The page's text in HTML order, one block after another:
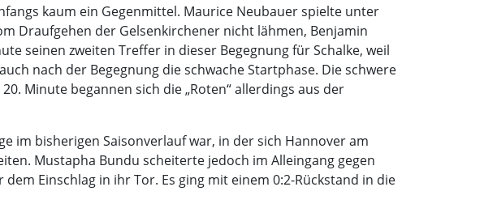
kaum ein Gegenmittel. Maurice Neubauer spielte unter
Draufgehen der Gelsenkirchener nicht lähmen, Benjamin
seinen zweiten Treffer in dieser Begegnung für Schalke, weil
nach der Begegnung die schwache Startphase. Die schwere
Minute begannen sich die „Roten“ allerdings aus der
im bisherigen Saisonverlauf war, in der sich Hannover am
Mustapha Bundu scheiterte jedoch im Alleingang gegen
Einschlag in ihr Tor. Es ging mit einem 0:2-Rückstand in die